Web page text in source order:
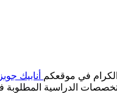
الكرام في موقعكم أنابيك جوبز
الدراسية المطلوبة